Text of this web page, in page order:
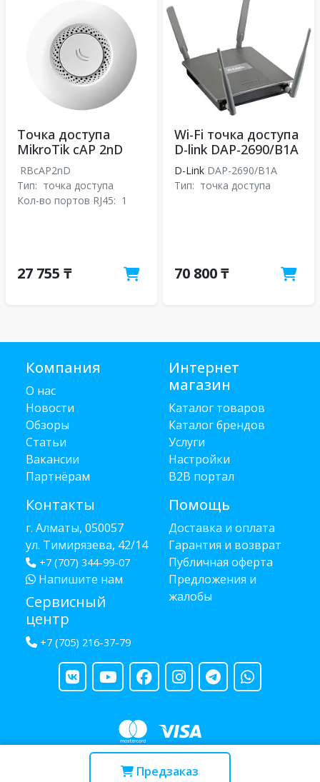
Предзаказ
Точка доступа
MikroTik cAP 2nD
RBcAP2nD
Тип: точка доступа
Кол-во портов RJ45: 1
27 755 ₸
Wi-Fi точка доступа
D-link DAP-2690/B1A
D-Link DAP-2690/B1A
Тип: точка доступа
70 800 ₸
Компания
О нас
Новости
Обзоры
Статьи
Вакансии
Партнёрам
Контакты
г. Алматы, 050057
ул. Тимирязева, 42/14
+7 (707) 344-99-07
Напишите нам
Сервисный
центр
+7 (705) 216-37-79
Интернет
магазин
Каталог товаров
Каталог брендов
Услуги
Настройки
B2B портал
Помощь
Доставка и оплата
Гарантия и возврат
Публичная оферта
Предложения и
жалобы
Copyright © 2013 - 2026 RUBA - разработано